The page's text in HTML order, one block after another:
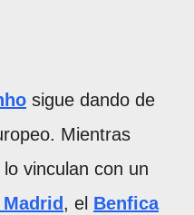
sigue dando de
Mientras
vinculan con un
, el Benfica